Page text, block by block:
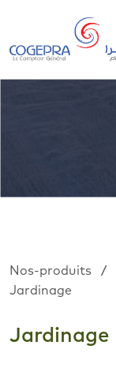
Nos-produits /
Jardinage
Jardinage